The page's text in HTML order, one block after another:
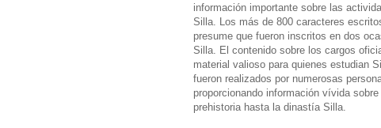
información importante sobre las
Silla. Los más de 800 caracteres
presume que fueron inscritos en dos
Silla. El contenido sobre los cargos
material valioso para quienes estudian
fueron realizados por numerosas
proporcionando información vívida
prehistoria hasta la dinastía Silla.